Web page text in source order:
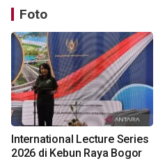
Foto
International Lecture Series
2026 di Kebun Raya Bogor